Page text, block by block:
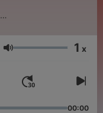
Głośność 1 x
00:00